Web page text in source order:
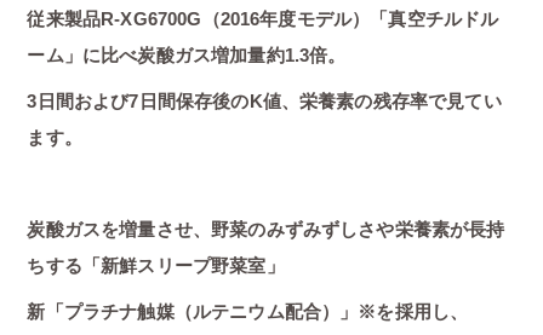
従来製品R-XG6700G（2016年度モデル）「真空チルドル
ーム」に比べ炭酸ガス増加量約1.3倍。
3日間および7日間保存後のK値、栄養素の残存率で見てい
ます。
炭酸ガスを増量させ、野菜のみずみずしさや栄養素が長持
ちする「新鮮スリープ野菜室」
新「プラチナ触媒（ルテニウム配合）」※を採用し、